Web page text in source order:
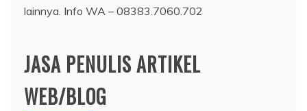
lainnya. Info WA – 08383.7060.702
JASA PENULIS ARTIKEL
WEB/BLOG